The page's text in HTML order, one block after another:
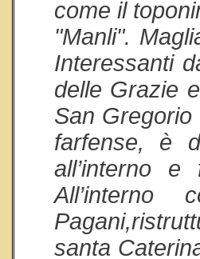
come il
"Manli".
Interessanti
delle Grazie
San
farfense, è
all’interno
All’interno
santa